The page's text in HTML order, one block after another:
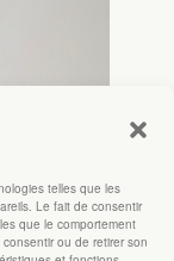
telles que les
Le fait de consentir
que le comportement
ou de retirer son